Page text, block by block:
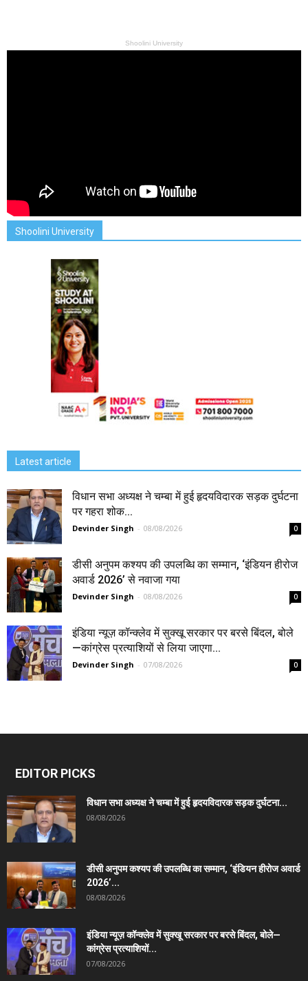
Shoolini University
Shoolini University
Latest article
विधान सभा अध्यक्ष ने चम्बा में हुई हृदयविदारक सड़क दुर्घटना
पर गहरा शोक...
Devinder Singh - 08/08/2026 0
डीसी अनुपम कश्यप की उपलब्धि का सम्मान, ‘इंडियन हीरोज
अवार्ड 2026’ से नवाजा गया
Devinder Singh - 08/08/2026 0
इंडिया न्यूज़ कॉन्क्लेव में सुक्खू सरकार पर बरसे बिंदल, बोले
—कांग्रेस प्रत्याशियों से लिया जाएगा...
Devinder Singh - 07/08/2026 0
EDITOR PICKS
विधान सभा अध्यक्ष ने चम्बा में हुई हृदयविदारक सड़क दुर्घटना...
08/08/2026
डीसी अनुपम कश्यप की उपलब्धि का सम्मान, ‘इंडियन हीरोज अवार्ड
2026’...
08/08/2026
इंडिया न्यूज़ कॉन्क्लेव में सुक्खू सरकार पर बरसे बिंदल, बोले—
कांग्रेस प्रत्याशियों...
07/08/2026